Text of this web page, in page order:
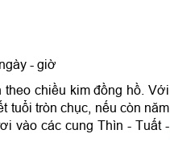
- giờ
chiều kim đồng hồ. Với
tuổi tròn chục, nếu còn năm
vào các cung Thìn - Tuất -